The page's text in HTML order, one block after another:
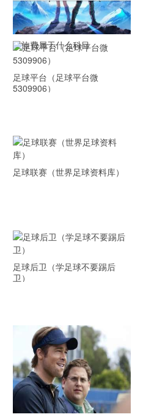
差旅费属于什么科目
足球平台（足球平台微
5309906）
足球联赛（世界足球资料库）
足球后卫（学足球不要踢后
卫）